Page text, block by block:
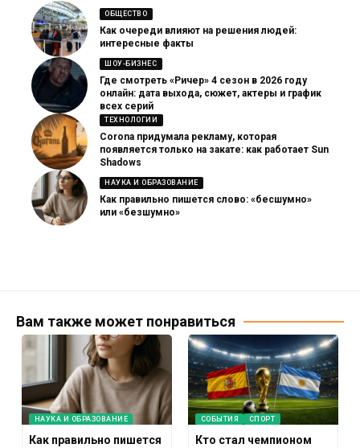
ОБЩЕСТВО
Как очереди влияют на решения людей:
интересные факты
ШОУ-БИЗНЕС
Где смотреть «Ричер» 4 сезон в 2026 году
онлайн: дата выхода, сюжет, актеры и график
всех серий
ТЕХНОЛОГИИ
Corona придумала рекламу, которая
появляется только на закате: как работает Sun
Shadows
НАУКА И ОБРАЗОВАНИЕ
Как правильно пишется слово: «бесшумно»
или «безшумно»
Вам также может понравиться
НАУКА И ОБРАЗОВАНИЕ
Как правильно пишется
СОБЫТИЯ СПОРТ
Кто стал чемпионом